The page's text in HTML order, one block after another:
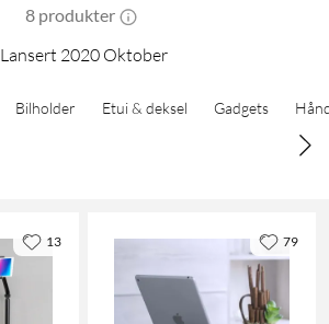
8 produkter
Lansert 2020 Oktober
Bilholder Etui & deksel Gadgets
13 79